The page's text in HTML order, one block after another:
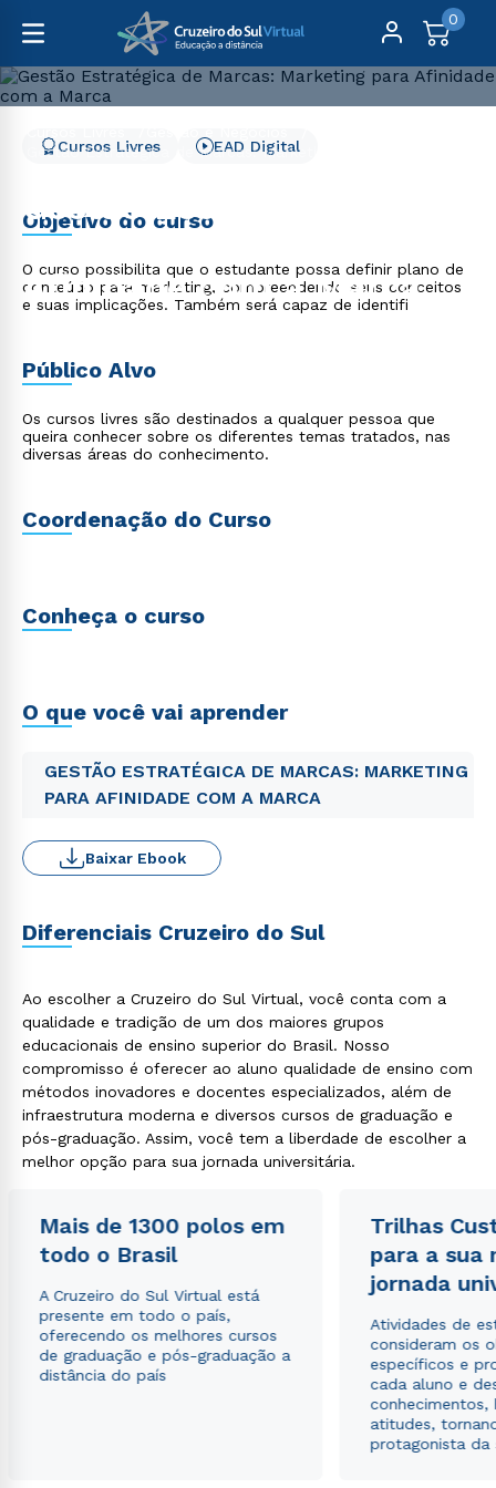
0
Gestão Estratégica de Marcas: Marketing para Afinidade
Gestão Estratégica de
Marcas: Marketing para
Afinidade com a Marca
Cursos Livres EAD Digital
Objetivo do curso
O curso possibilita que o estudante possa definir plano de
conteúdo para marketing, compreendendo seus conceitos
e suas implicações. Também será capaz de identifi
Público Alvo
Os cursos livres são destinados a qualquer pessoa que
queira conhecer sobre os diferentes temas tratados, nas
diversas áreas do conhecimento.
Coordenação do Curso
Conheça o curso
O que você vai aprender
GESTÃO ESTRATÉGICA DE MARCAS: MARKETING
PARA AFINIDADE COM A MARCA
Baixar Ebook
Diferenciais Cruzeiro do Sul
Ao escolher a Cruzeiro do Sul Virtual, você conta com a
qualidade e tradição de um dos maiores grupos
educacionais de ensino superior do Brasil. Nosso
compromisso é oferecer ao aluno qualidade de ensino com
métodos inovadores e docentes especializados, além de
infraestrutura moderna e diversos cursos de graduação e
pós-graduação. Assim, você tem a liberdade de escolher a
melhor opção para sua jornada universitária.
Mais de 1300 polos em
todo o Brasil
A Cruzeiro do Sul Virtual está
presente em todo o país,
oferecendo os melhores cursos
de graduação e pós-graduação a
distância do país
Trilhas
para a sua
jornada
Atividades de
consideram os
específicos e
cada aluno e
conhecimentos,
atitudes,
protagonista da